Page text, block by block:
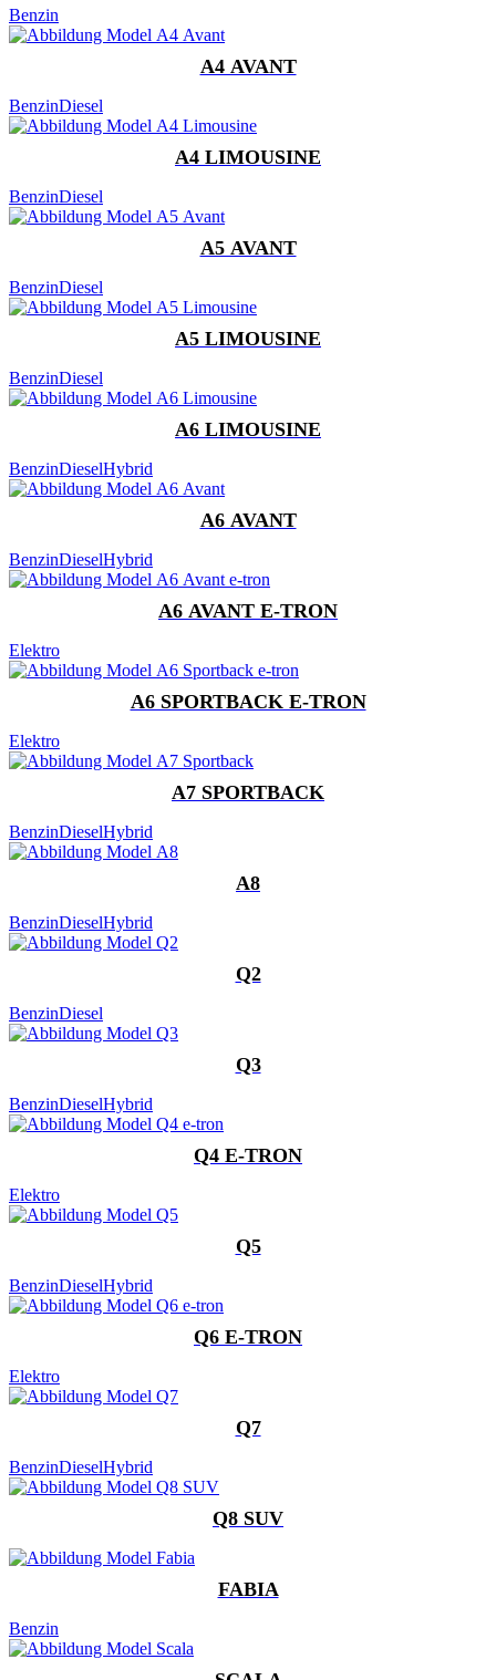
Benzin
A4 AVANT
BenzinDiesel
A4 LIMOUSINE
BenzinDiesel
A5 AVANT
BenzinDiesel
A5 LIMOUSINE
BenzinDiesel
A6 LIMOUSINE
BenzinDieselHybrid
A6 AVANT
BenzinDieselHybrid
A6 AVANT E-TRON
Elektro
A6 SPORTBACK E-TRON
Elektro
A7 SPORTBACK
BenzinDieselHybrid
A8
BenzinDieselHybrid
Q2
BenzinDiesel
Q3
BenzinDieselHybrid
Q4 E-TRON
Elektro
Q5
BenzinDieselHybrid
Q6 E-TRON
Elektro
Q7
BenzinDieselHybrid
Q8 SUV
FABIA
Benzin